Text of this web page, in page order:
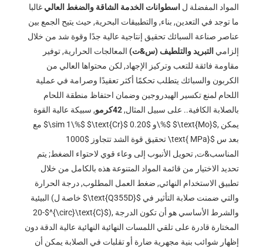
المواد المفضلة ل اسطوانات الخدمة الشاقة والضغط العالي غالبا
ما توجد في التعدين, بناء, والتطبيقات البحرية, حيث يتيح الجمع بين
عناصر صناعة السبائك تحقيق إنتاجية عالية جدًا وقوة شد من خلال
إلزامي التبريد والتلطيف (س&ت) المعالجات الحرارية, توفير
مقاومة فائقة للتعب وتركيز الإجهاد, لكن محتواها العالي من
الكربون والسبائك يتطلب تحكمًا أكثر تعقيدًا وصرامة في عملية
اللحام لمنع تكسير الهيدروجين وضمان احتفاظ منطقة اللحام
بالصلابة الكافية.. على سبيل المثال,42كرمو
, سبيكة عالية القوة
$\sim 1\%$ $\text{Cr}$ و$0.20\%$ $\text{Mo}$, يمكن
تحقيق قوة الشد تتجاوز$1000 \text{ MPa}$
المناسب&ت, تحويل الأنبوب إلى وعاء قوي لاحتواء الضغط; يتم
تحديد الاختيار من قائمة المواد المتنوعة هذه بالكامل من خلال
تطبيق الاستخدام النهائي, ضغط العمل المطلوب, درجة الحرارة
$\text{Q355D}$ والتي ضمنت صلابة التأثير في
$-20^{\circ}\text{C}$), والشرط الأساسي هو أن تكون الدرجة
المختارة قادرة على تلقي اللمسات النهائية النهائية عالية الدقة دون
إظهار شوائب بنية مجهرية ضارة أو تقلبات في الصلابة يمكن أن